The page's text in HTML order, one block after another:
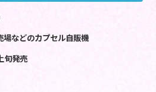
場などのカプセル自販機
旬発売